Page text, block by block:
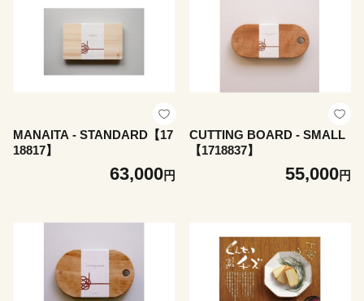
MANAITA - STANDARD【17
18817】
63,000円
CUTTING BOARD - SMALL
【1718837】
55,000円